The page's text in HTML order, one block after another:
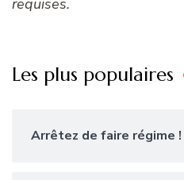
Les plus populaires
Arrêtez de faire régime !